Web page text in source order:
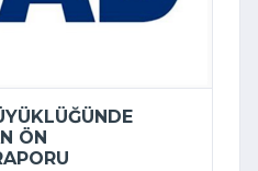
ÖN